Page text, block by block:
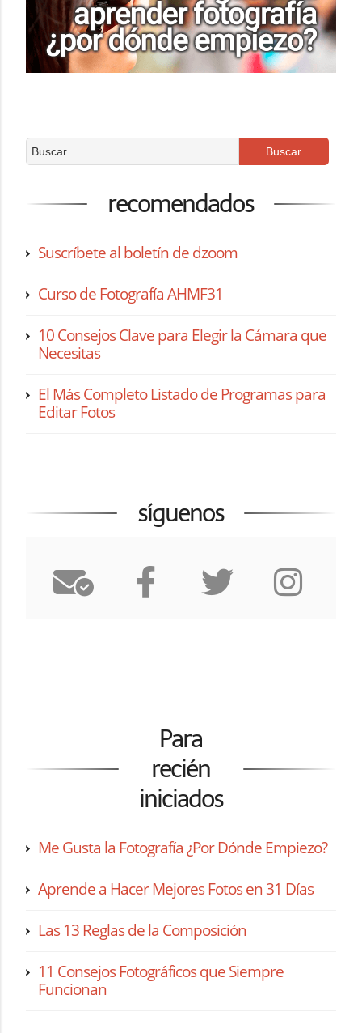
recomendados
Suscríbete al boletín de dzoom
Curso de Fotografía AHMF31
10 Consejos Clave para Elegir la Cámara que
Necesitas
El Más Completo Listado de Programas para
Editar Fotos
síguenos
Para
recién
iniciados
Me Gusta la Fotografía ¿Por Dónde Empiezo?
Aprende a Hacer Mejores Fotos en 31 Días
Las 13 Reglas de la Composición
11 Consejos Fotográficos que Siempre
Funcionan